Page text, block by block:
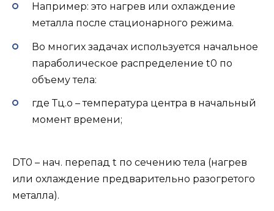
Например: это нагрев или охлаждение
металла после стационарного режима.
Во многих задачах используется начальное
параболическое распределение t0 по
объему тела:
где Тц.о – температура центра в начальный
момент времени;
DТ0 – нач. перепад t по сечению тела (нагрев
или охлаждение предварительно разогретого
металла).